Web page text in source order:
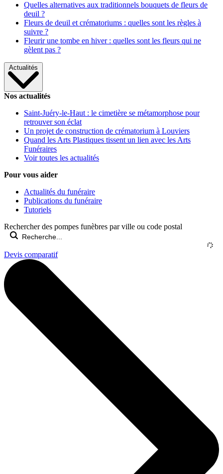
Quelles alternatives aux traditionnels bouquets de fleurs de
deuil ?
Fleurs de deuil et crématoriums : quelles sont les règles à
suivre ?
Fleurir une tombe en hiver : quelles sont les fleurs qui ne
gèlent pas ?
Actualités
Nos actualités
Saint-Juéry-le-Haut : le cimetière se métamorphose pour
retrouver son éclat
Un projet de construction de crématorium à Louviers
Quand les Arts Plastiques tissent un lien avec les Arts
Funéraires
Voir toutes les actualités
Pour vous aider
Actualités du funéraire
Publications du funéraire
Tutoriels
Rechercher des pompes funèbres par ville ou code postal
Devis comparatif